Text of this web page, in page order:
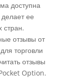
доступна
ее
стран.
отзывы от
торговли
отзывы
Option.